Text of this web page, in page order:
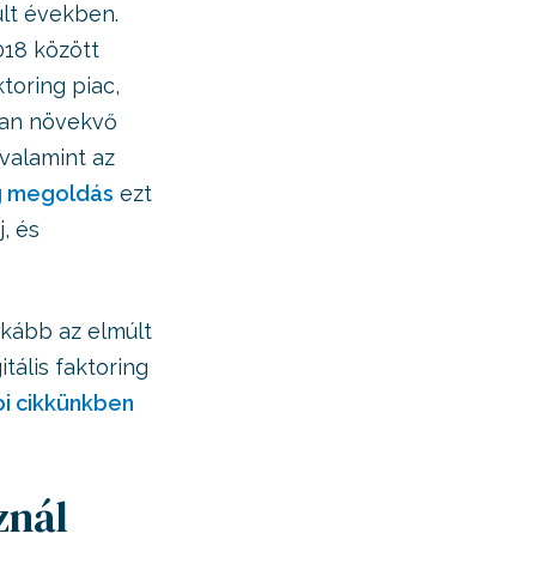
években.
között
piac,
növekvő
az
megoldás ezt
és
az elmúlt
faktoring
cikkünkben